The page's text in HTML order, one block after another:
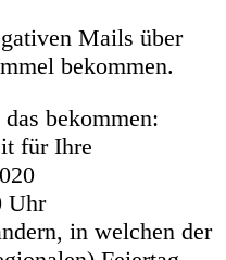
Mails über
bekommen.
bekommen:
für Ihre
Uhr
in welchen der